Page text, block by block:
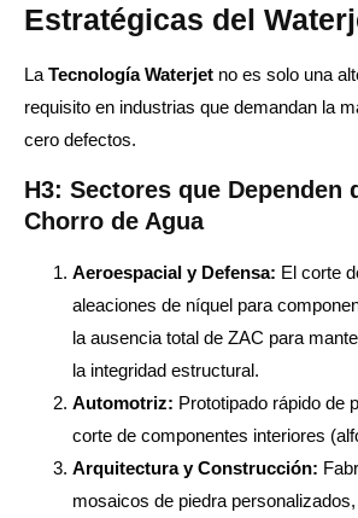
Estratégicas del
La Tecnología Waterjet no es solo una
requisito en industrias que demandan la
cero defectos.
H3: Sectores que Dependen
Chorro de Agua
Aeroespacial y Defensa: El corte
aleaciones de níquel para
la ausencia total de ZAC para
la integridad estructural.
Automotriz: Prototipado rápido de
corte de componentes interiores
Arquitectura y Construcción:
mosaicos de piedra